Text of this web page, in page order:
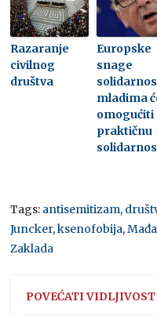
Razaranje
civilnog
društva
Europske
snage
mladima
omogućiti
praktičnu
Tags: antisemitizam,
Juncker,ksenofobija,
Zaklada
POVEĆATI VIDLJIVOST